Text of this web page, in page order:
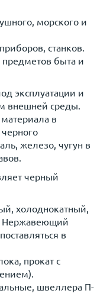
морского и
станков.
быта и
эксплуатации и
внешней среды.
в
железо, чугун в
черный
холоднокатный,
Нержавеющий
в
прокат с
швеллера П-